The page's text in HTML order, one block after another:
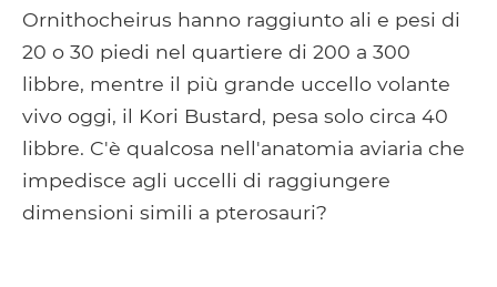
Ornithocheirus hanno raggiunto ali e pesi di
20 o 30 piedi nel quartiere di 200 a 300
libbre, mentre il più grande uccello volante
vivo oggi, il Kori Bustard, pesa solo circa 40
libbre. C'è qualcosa nell'anatomia aviaria che
impedisce agli uccelli di raggiungere
dimensioni simili a pterosauri?